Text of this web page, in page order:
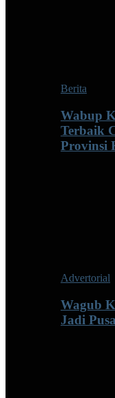
Berita
Wabup
Terbaik
Provinsi
Advertorial
Wagub
Jadi